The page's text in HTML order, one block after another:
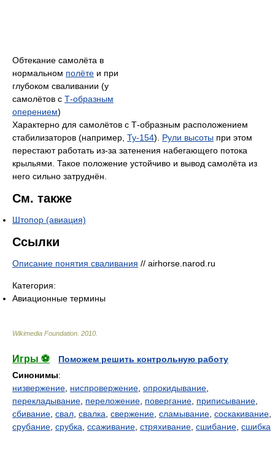
Обтекание самолёта в
нормальном полёте и при
глубоком сваливании (у
самолётов с Т-образным
оперением)
Характерно для самолётов с Т-образным расположением
стабилизаторов (например, Ту-154). Рули высоты при этом
перестают работать из-за затенения набегающего потока
крыльями. Такое положение устойчиво и вывод самолёта из
него сильно затруднён.
См. также
Штопор (авиация)
Ссылки
Описание понятия сваливания // airhorse.narod.ru
Категория:
Авиационные термины
Wikimedia Foundation 2010
Игры ⚽
Поможем решить контрольную работу
Синонимы:
низвержение ниспровержение опрокидывание
перекладывание переложение повергание приписывание
сбивание свал свалка свержение сламывание соскакивание
срубание срубка ссаживание стряхивание сшибание сшибка